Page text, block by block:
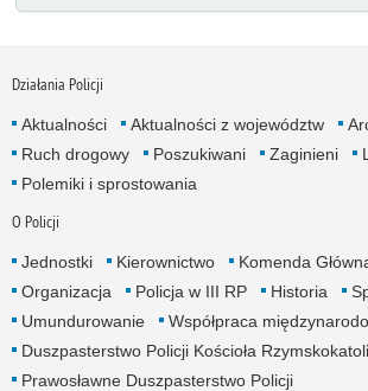
Działania Policji
Aktualności Aktualności z województw
Ruch drogowy
Poszukiwani Zaginieni
Polemiki i sprostowania
O Policji
Jednostki Kierownictwo
Komenda
Organizacja
Policja w III RP Historia
Umundurowanie
Współpraca
Duszpasterstwo Policji Kościoła
Prawosławne Duszpasterstwo Policji